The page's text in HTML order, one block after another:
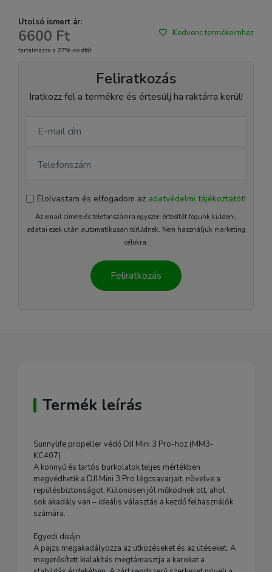
Utolsó ismert ár:
6600 Ft
tartalmazza a 27%-os áfát
Kedvenc termékeimhez
Feliratkozás
Iratkozz fel a termékre és értesülj ha raktárra kerül!
Elolvastam és elfogadom az adatvédelmi tájékoztatót!
Az email címére és telefonszámra egyszeri értesítőt fogunk küldeni,
adatai ezek után automatikusan törlődnek. Nem használjuk marketing
célokra.
Feliratkozás
Termék leírás
Sunnylife propeller védő DJI Mini 3 Pro-hoz (MM3-
KC407)
A könnyű és tartós burkolatok teljes mértékben
megvédhetik a DJI Mini 3 Pro légcsavarjait, növelve a
repülésbiztonságot. Különösen jól működnek ott, ahol
sok akadály van – ideális választás a kezdő felhasználók
számára.
Egyedi dizájn
A pajzs megakadályozza az ütközéseket és az ütéseket. A
megerősített kialakítás megtámasztja a karokat a